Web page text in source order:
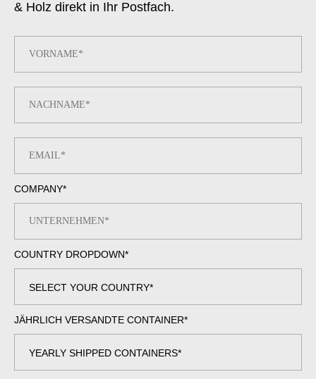
& Holz direkt in Ihr Postfach.
COMPANY*
COUNTRY DROPDOWN*
JÄHRLICH VERSANDTE CONTAINER*